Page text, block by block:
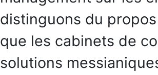
distinguons du
que les cabinets de
solutions